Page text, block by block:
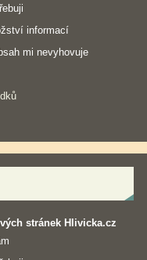
informací
mi nevyhovuje
stránek Hlivicka.cz